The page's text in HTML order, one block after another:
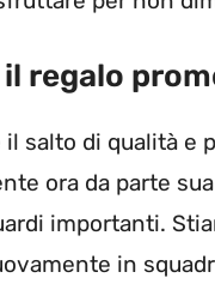
regalo
salto di qualità e
ora da parte
importanti.
in